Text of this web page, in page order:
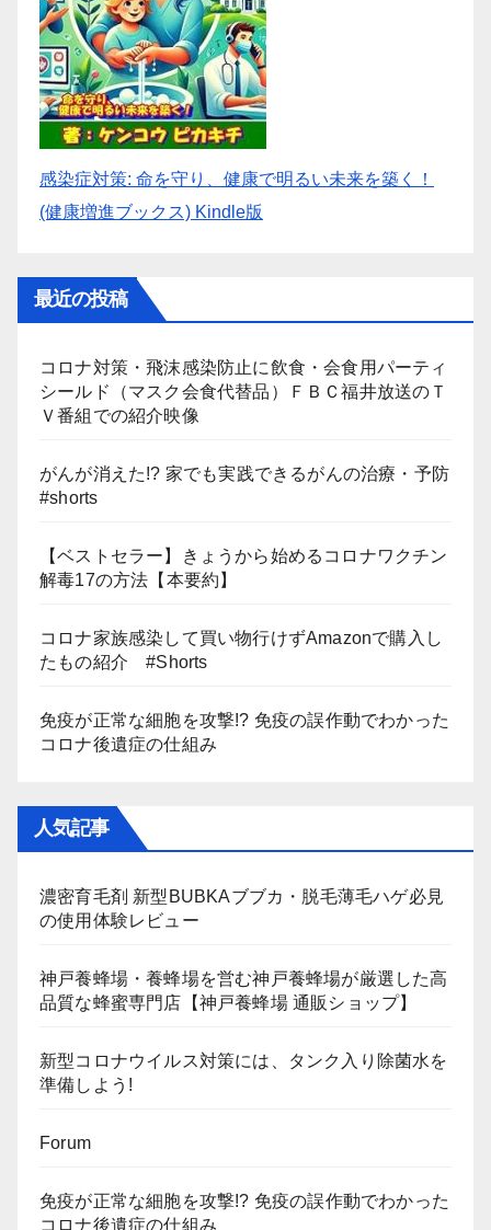
感染症対策: 命を守り、健康で明るい未来を築く！
(健康増進ブックス) Kindle版
最近の投稿
コロナ対策・飛沫感染防止に飲食・会食用パーティ
シールド（マスク会食代替品）ＦＢＣ福井放送のＴ
Ｖ番組での紹介映像
がんが消えた!? 家でも実践できるがんの治療・予防
#shorts
【ベストセラー】きょうから始めるコロナワクチン
解毒17の方法【本要約】
コロナ家族感染して買い物行けずAmazonで購入し
たもの紹介 #Shorts
免疫が正常な細胞を攻撃!? 免疫の誤作動でわかった
コロナ後遺症の仕組み
人気記事
濃密育毛剤 新型BUBKAブブカ・脱毛薄毛ハゲ必見
の使用体験レビュー
神戸養蜂場・養蜂場を営む神戸養蜂場が厳選した高
品質な蜂蜜専門店【神戸養蜂場 通販ショップ】
新型コロナウイルス対策には、タンク入り除菌水を
準備しよう!
Forum
免疫が正常な細胞を攻撃!? 免疫の誤作動でわかった
コロナ後遺症の仕組み